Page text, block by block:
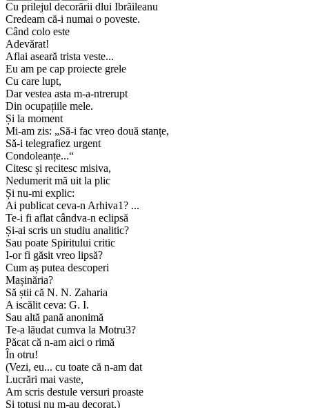
Cu prilejul decorării dlui Ibrăileanu
Credeam că-i numai o poveste.
Când colo este
Adevărat!
Aflai aseară trista veste...
Eu am pe cap proiecte grele
Cu care lupt,
Dar vestea asta m-a-ntrerupt
Din ocupațiile mele.
Și la moment
Mi-am zis: „Să-i fac vreo două stanțe,
Să-i telegrafiez urgent
Condoleanțe...“
Citesc și recitesc misiva,
Nedumerit mă uit la plic
Și nu-mi explic:
Ai publicat ceva-n Arhiva1? ...
Te-i fi aflat cândva-n eclipsă
Și-ai scris un studiu analitic?
Sau poate Spiritului critic
I-or fi găsit vreo lipsă?
Cum aș putea descoperi
Mașinăria?
Să știi că N. N. Zaharia
A iscălit ceva: G. I.
Sau altă pană anonimă
Te-a lăudat cumva la Motru3?
Păcat că n-am aici o rimă
În otru!
(Vezi, eu... cu toate că n-am dat
Lucrări mai vaste,
Am scris destule versuri proaste
Și totuși nu m-au decorat.)